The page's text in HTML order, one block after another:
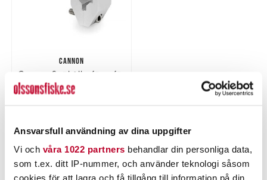
Ansvarsfull användning av dina uppgifter
Vi och våra 1022 partners behandlar din personliga data,
som t.ex. ditt IP-nummer, och använder teknologi såsom
cookies för att lagra och få tillgång till information på din
CANNON
Cannon Spöhållarfäste för
1-1/4" rör
Nuvarande pris
TILLFÄLLIGT SLUT
LÄS MER